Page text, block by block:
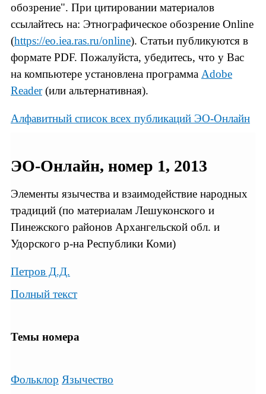
обозрение". При цитировании материалов
ссылайтесь на: Этнографическое обозрение Online
(https://eo.iea.ras.ru/online). Статьи публикуются в
формате PDF. Пожалуйста, убедитесь, что у Вас
на компьютере установлена программа Adobe
Reader(или альтернативная).
Алфавитный список всех публикаций ЭО-Онлайн
ЭО-Онлайн, номер 1, 2013
Элементы язычества и взаимодействие народных
традиций (по материалам Лешуконского и
Пинежского районов Архангельской обл. и
Удорского р-на Республики Коми)
Петров Д.Д.
Полный текст
Темы номера
Фольклор Язычество